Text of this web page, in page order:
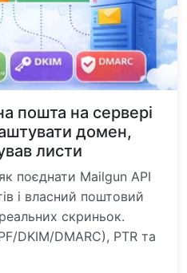
пошта на сервері
домен,
листи
поєднати Mailgun API
і власний поштовий
скриньок.
DKIM/DMARC), PTR та